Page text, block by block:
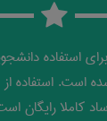
استفاده
است. استفاده
کاملا رایگان